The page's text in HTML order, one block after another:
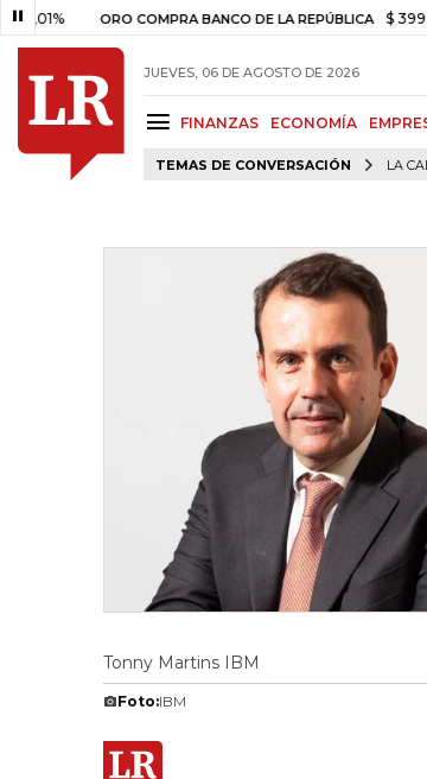
ORO COMPRA BANCO DE LA REPÚBLICA $ 399.745,16
JUEVES, 06 DE AGOSTO DE 2026
FINANZAS ECONOMÍA
TEMAS DE CONVERSACIÓN LA
Tonny Martins IBM
Foto:IBM